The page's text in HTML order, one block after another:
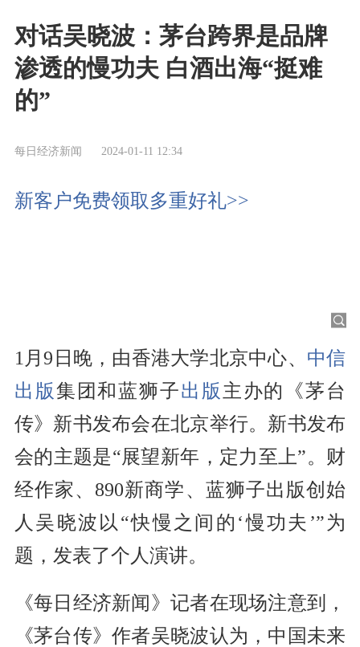
对话吴晓波：茅台跨界是品牌
渗透的慢功夫 白酒出海“挺难
的”
每日经济新闻 2024-01-11 12:34
新客户免费领取多重好礼>>
1月9日晚，由香港大学北京中心、 中信
出版集团和蓝狮子出版主办的《茅台
传》新书发布会在北京举行。新书发布
会的主题是“展望新年，定力至上”。财
经作家、890新商学、蓝狮子出版创始
人吴晓波以“快慢之间的‘慢功夫’”为
题，发表了个人演讲。
《每日经济新闻》记者在现场注意到，
《茅台传》作者吴晓波认为，中国未来